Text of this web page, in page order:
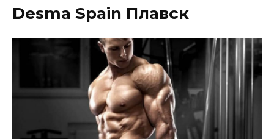
Desma Spain Плавск